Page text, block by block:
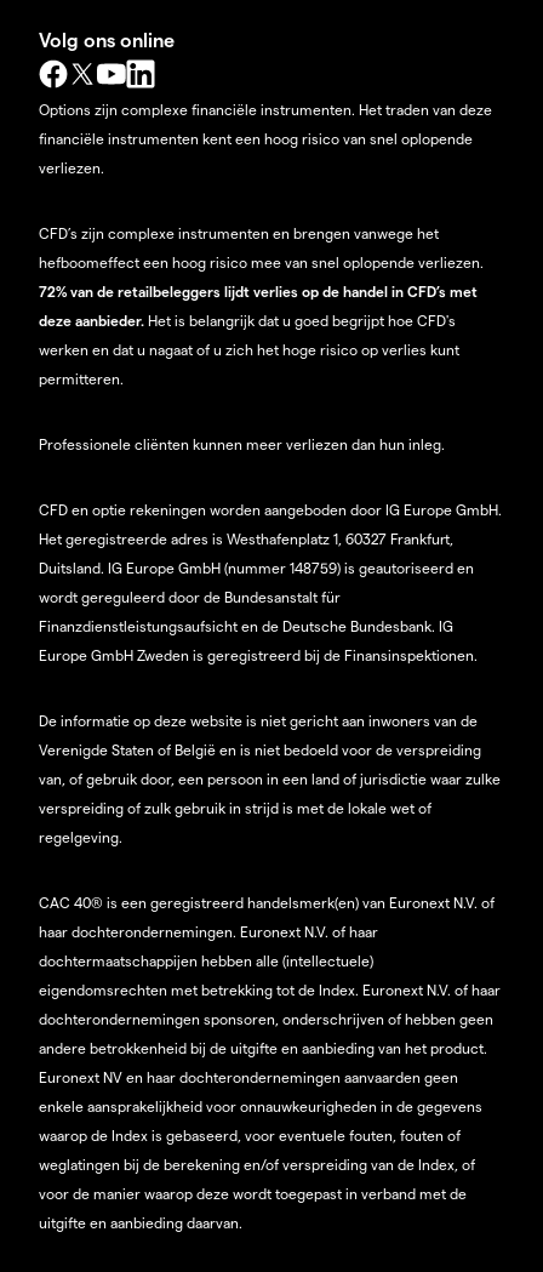
Volg ons online
Options zijn complexe financiële instrumenten. Het traden van deze
financiële instrumenten kent een hoog risico van snel oplopende
verliezen.
CFD’s zijn complexe instrumenten en brengen vanwege het
hefboomeffect een hoog risico mee van snel oplopende verliezen.
72% van de retailbeleggers lijdt verlies op de handel in CFD’s met
deze aanbieder. Het is belangrijk dat u goed begrijpt hoe CFD's
werken en dat u nagaat of u zich het hoge risico op verlies kunt
permitteren.
Professionele cliënten kunnen meer verliezen dan hun inleg.
CFD en optie rekeningen worden aangeboden door IG Europe GmbH.
Het geregistreerde adres is Westhafenplatz 1, 60327 Frankfurt,
Duitsland. IG Europe GmbH (nummer 148759) is geautoriseerd en
wordt gereguleerd door de Bundesanstalt für
Finanzdienstleistungsaufsicht en de Deutsche Bundesbank. IG
Europe GmbH Zweden is geregistreerd bij de Finansinspektionen.
De informatie op deze website is niet gericht aan inwoners van de
Verenigde Staten of België en is niet bedoeld voor de verspreiding
van, of gebruik door, een persoon in een land of jurisdictie waar zulke
verspreiding of zulk gebruik in strijd is met de lokale wet of
regelgeving.
CAC 40® is een geregistreerd handelsmerk(en) van Euronext N.V. of
haar dochterondernemingen. Euronext N.V. of haar
dochtermaatschappijen hebben alle (intellectuele)
eigendomsrechten met betrekking tot de Index. Euronext N.V. of haar
dochterondernemingen sponsoren, onderschrijven of hebben geen
andere betrokkenheid bij de uitgifte en aanbieding van het product.
Euronext NV en haar dochterondernemingen aanvaarden geen
enkele aansprakelijkheid voor onnauwkeurigheden in de gegevens
waarop de Index is gebaseerd, voor eventuele fouten, fouten of
weglatingen bij de berekening en/of verspreiding van de Index, of
voor de manier waarop deze wordt toegepast in verband met de
uitgifte en aanbieding daarvan.